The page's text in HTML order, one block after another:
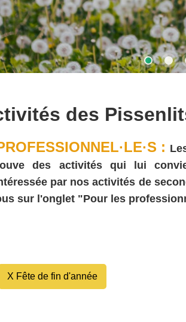
des
:
des activités qui lui
par nos activités de
sur l'onglet "Pour les
X Fête de fin d'année